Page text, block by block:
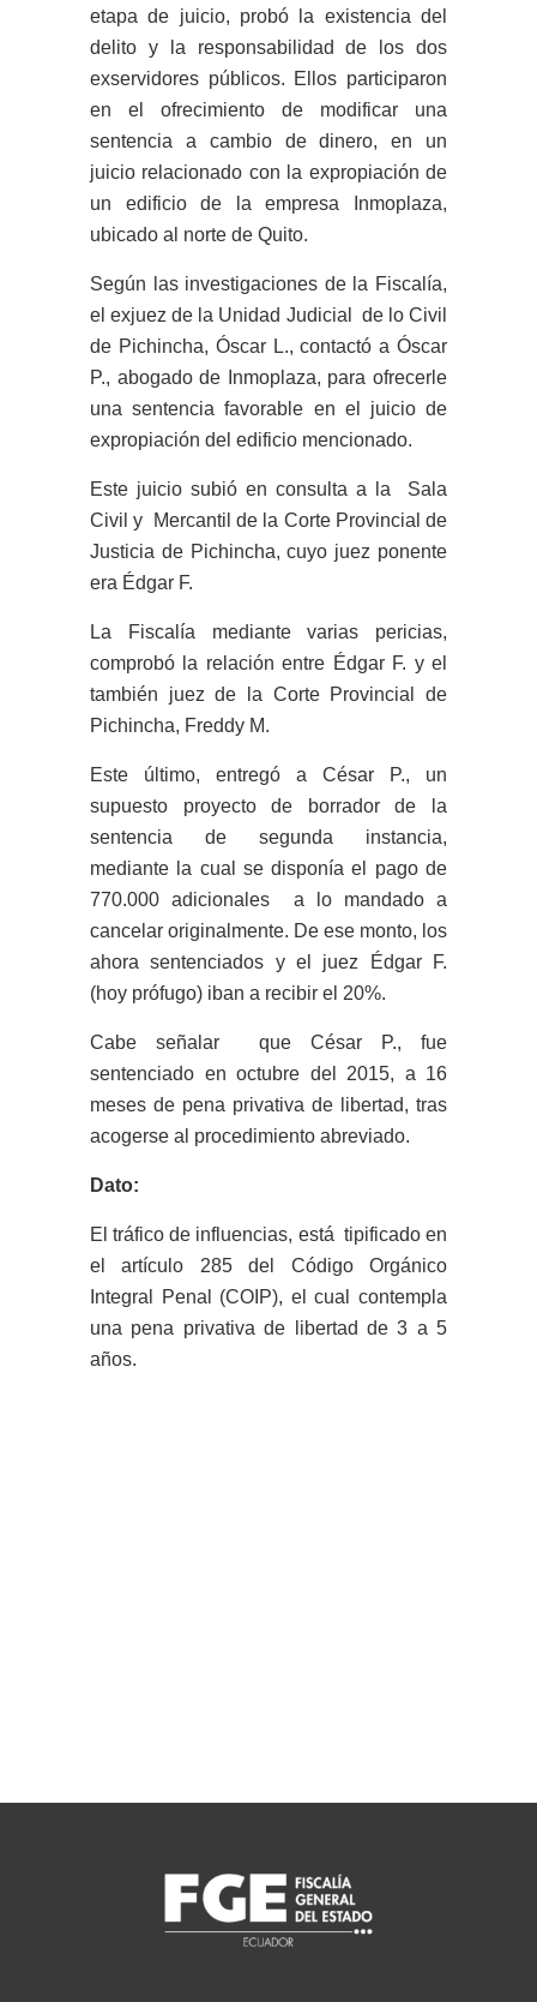
etapa de juicio, probó la existencia del
delito y la responsabilidad de los dos
exservidores públicos. Ellos participaron
en el ofrecimiento de modificar una
sentencia a cambio de dinero, en un
juicio relacionado con la expropiación de
un edificio de la empresa Inmoplaza,
ubicado al norte de Quito.
Según las investigaciones de la Fiscalía,
el exjuez de la Unidad Judicial de lo Civil
de Pichincha, Óscar L., contactó a Óscar
P., abogado de Inmoplaza, para ofrecerle
una sentencia favorable en el juicio de
expropiación del edificio mencionado.
Este juicio subió en consulta a la Sala
Civil y Mercantil de la Corte Provincial de
Justicia de Pichincha, cuyo juez ponente
era Édgar F.
La Fiscalía mediante varias pericias,
comprobó la relación entre Édgar F. y el
también juez de la Corte Provincial de
Pichincha, Freddy M.
Este último, entregó a César P., un
supuesto proyecto de borrador de la
sentencia de segunda instancia,
mediante la cual se disponía el pago de
770.000 adicionales a lo mandado a
cancelar originalmente. De ese monto, los
ahora sentenciados y el juez Édgar F.
(hoy prófugo) iban a recibir el 20%.
Cabe señalar que César P., fue
sentenciado en octubre del 2015, a 16
meses de pena privativa de libertad, tras
acogerse al procedimiento abreviado.
Dato:
El tráfico de influencias, está tipificado en
el artículo 285 del Código Orgánico
Integral Penal (COIP), el cual contempla
una pena privativa de libertad de 3 a 5
años.